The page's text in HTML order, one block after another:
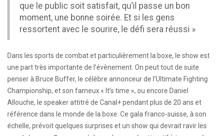
que le public soit satisfait, qu’il passe un bon
moment, une bonne soirée. Et si les gens
ressortent avec le sourire, le défi sera réussi »
Dans les sports de combat et particulièrement la boxe, le show est
une part très importante de l’évènement. On peut tout de suite
penser à Bruce Buffer, le célèbre annonceur de l'Ultimate Fighting
Championship, et son fameux « It’s time », ou encore Daniel
Allouche, le speaker attitré de Canal+ pendant plus de 20 ans et
référence dans le monde de la boxe. Ce gala franco-suisse, à son
échelle, prévoit quelques surprises et un show qui devrait ravir les